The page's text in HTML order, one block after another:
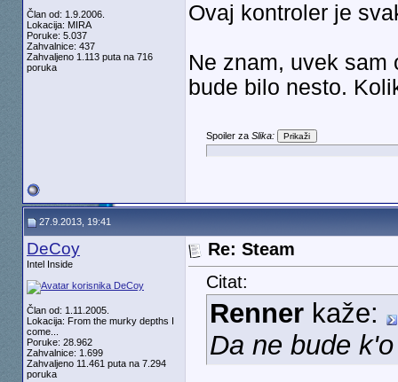
Član od: 1.9.2006.
Lokacija: MIRA
Poruke: 5.037
Zahvalnice: 437
Zahvaljeno 1.113 puta na 716
poruka
Ovaj kontroler je
Ne znam, uvek sam
bude bilo nesto.
Spoiler za Slika:
27.9.2013, 19:41
DeCoy
Intel Inside
Član od: 1.11.2005.
Lokacija: From the murky depths I
come...
Poruke: 28.962
Zahvalnice: 1.699
Zahvaljeno 11.461 puta na 7.294
poruka
Re: Steam
Citat:
Rennerkaže:
Da ne bude